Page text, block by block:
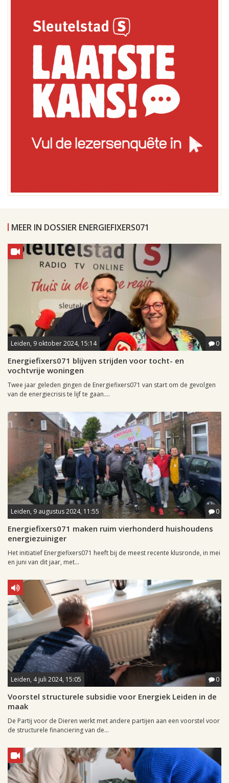
MEER IN DOSSIER ENERGIEFIXERS071
Leiden, 9 oktober 2024, 15:14 0
Energiefixers071 blijven strijden voor tocht- en
vochtvrije woningen
Twee jaar geleden gingen de Energiefixers071 van start om de gevolgen
van de energiecrisis te lijf te gaan....
Leiden, 9 augustus 2024, 11:55 0
Energiefixers071 maken ruim vierhonderd huishoudens
energiezuiniger
Het initiatief Energiefixers071 heeft bij de meest recente klusronde, in mei
en juni van dit jaar, met...
Leiden, 4 juli 2024, 15:05 0
Voorstel structurele subsidie voor Energiek Leiden in de
maak
De Partij voor de Dieren werkt met andere partijen aan een voorstel voor
de structurele financiering van de...